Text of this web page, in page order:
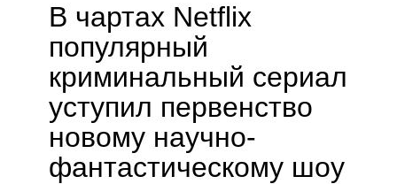
В чартах Netflix
популярный
криминальный сериал
уступил первенство
новому научно-
фантастическому шоу